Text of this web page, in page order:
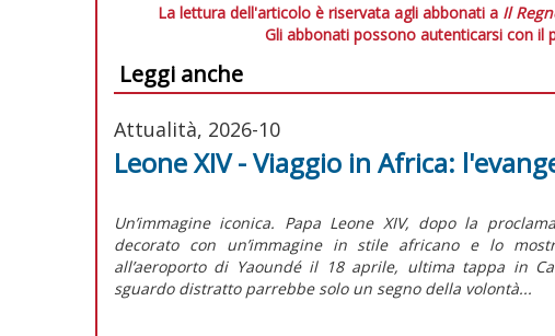
La lettura dell'articolo è riservata agli abbonati a Il
Gli abbonati possono autenticarsi con il
Leggi anche
Attualità, 2026-10
Leone XIV - Viaggio in Africa:
Un’immagine iconica. Papa Leone XIV, dopo la
decorato con un’immagine in stile africano e lo
all’aeroporto di Yaoundé il 18 aprile, ultima tappa in
sguardo distratto parrebbe solo un segno della volontà...